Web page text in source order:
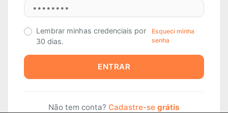
Lembrar minhas credenciais por
30 dias.
Esqueci minha
senha
ENTRAR
Não tem conta? Cadastre-se grátis